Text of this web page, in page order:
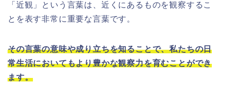
「近観」という言葉は、近くにあるものを観察するこ
とを表す非常に重要な言葉です。
その言葉の意味や成り立ちを知ることで、私たちの日
常生活においてもより豊かな観察力を育むことができ
ます。